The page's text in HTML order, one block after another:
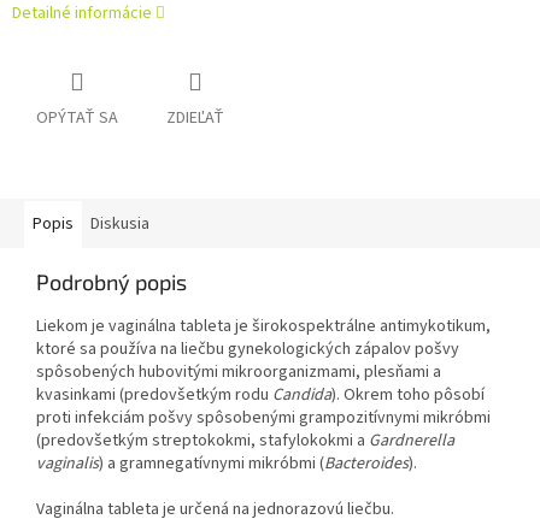
Detailné informácie
OPÝTAŤ SA ZDIEĽAŤ
Popis Diskusia
Podrobný popis
Liekom je vaginálna tableta je širokospektrálne antimykotikum,
ktoré sa používa na liečbu gynekologických zápalov pošvy
spôsobených hubovitými mikroorganizmami, plesňami a
kvasinkami (predovšetkým rodu Candida). Okrem toho pôsobí
proti infekciám pošvy spôsobenými grampozitívnymi mikróbmi
(predovšetkým streptokokmi, stafylokokmi a Gardnerella
vaginalis) a gramnegatívnymi mikróbmi (Bacteroides).
Vaginálna tableta je určená na jednorazovú liečbu.